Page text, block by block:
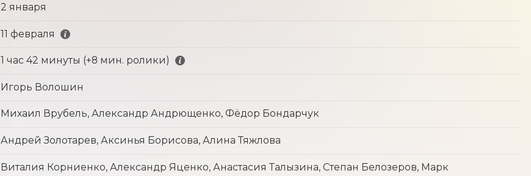
2 января
11 февраля
1 час 42 минуты (+8 мин. ролики)
Игорь Волошин
Михаил Врубель, Александр Андрющенко, Фёдор Бондарчук
Андрей Золотарев, Аксинья Борисова, Алина Тяжлова
Виталия Корниенко, Александр Яценко, Анастасия Талызина, Степан Белозеров, Марк